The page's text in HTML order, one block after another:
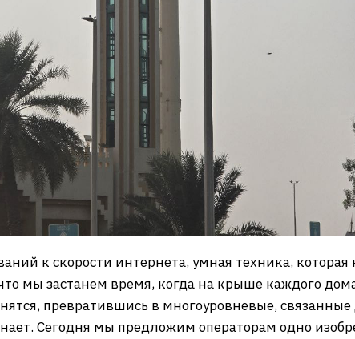
к скорости интернета, умная техника, которая
мы застанем время, когда на крыше каждого
превратившись в многоуровневые,
Сегодня мы предложим операторам одно